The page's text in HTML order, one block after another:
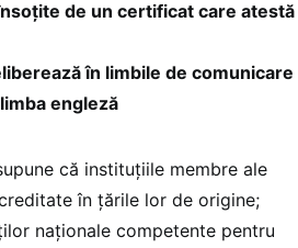
de un certificat care atestă
în limbile de comunicare
engleză
că instituțiile membre ale
în țările lor de origine;
naționale competente pentru